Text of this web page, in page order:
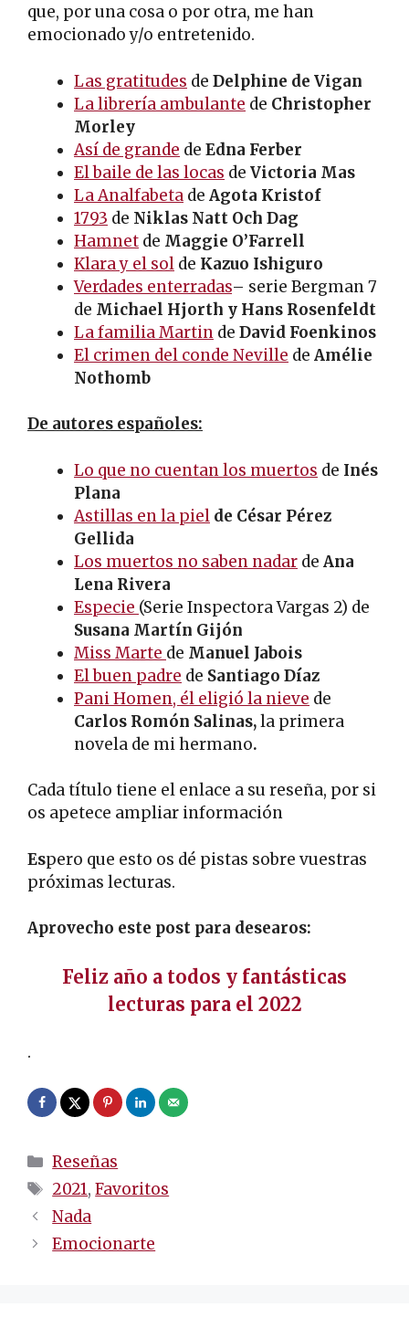
que, por una cosa o por otra, me han
emocionado y/o entretenido.
Las gratitudes de Delphine de Vigan
La librería ambulante de Christopher
Morley
Así de grande de Edna Ferber
El baile de las locas de Victoria Mas
La Analfabeta de Agota Kristof
1793 de Niklas Natt Och Dag
Hamnet de Maggie O’Farrell
Klara y el sol de Kazuo Ishiguro
Verdades enterradas– serie Bergman 7
de Michael Hjorth y Hans Rosenfeldt
La familia Martin de David Foenkinos
El crimen del conde Neville de Amélie
Nothomb
De autores españoles:
Lo que no cuentan los muertos de Inés
Plana
Astillas en la piel de César Pérez
Gellida
Los muertos no saben nadar de Ana
Lena Rivera
Especie (Serie Inspectora Vargas 2) de
Susana Martín Gijón
Miss Marte de Manuel Jabois
El buen padre de Santiago Díaz
Pani Homen, él eligió la nieve de
Carlos Romón Salinas,la primera
novela de mi hermano.
Cada título tiene el enlace a su reseña, por si
os apetece ampliar información
Espero que esto os dé pistas sobre vuestras
próximas lecturas.
Aprovecho este post para desearos:
Feliz año a todos y fantásticas
lecturas para el 2022
.
Categorías
Reseñas
Etiquetas
2021,Favoritos
Navegación
de
entradas
Nada
Emocionarte